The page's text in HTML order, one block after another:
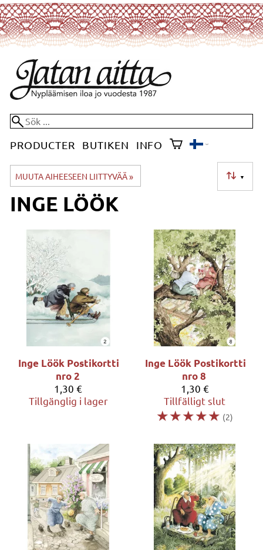
PRODUCTER BUTIKEN INFO
MUUTA AIHEESEEN LIITTYVÄÄ‪» ▼
INGE LÖÖK
Inge Löök Postikortti
nro 2
1,30 €
Tillgänglig i lager
Inge Löök Postikortti
nro 8
1,30 €
Tillfälligt slut
☆☆☆☆☆ (2)